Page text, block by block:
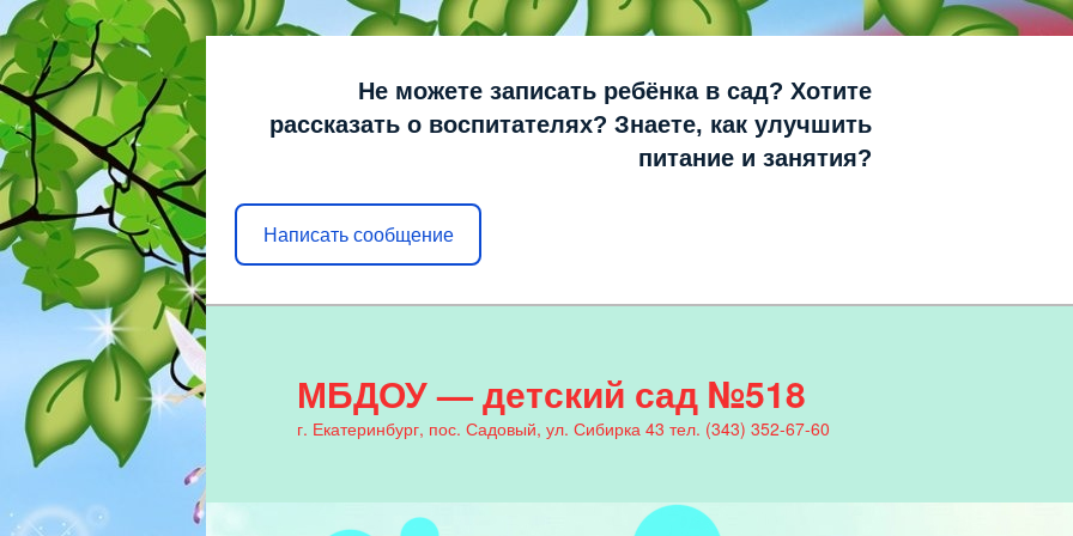
Не можете записать ребёнка в сад? Хотите
рассказать о воспитателях? Знаете, как улучшить
питание и занятия?
Написать сообщение
МБДОУ — детский сад №518
г. Екатеринбург, пос. Садовый, ул. Сибирка 43 тел. (343) 352-67-60